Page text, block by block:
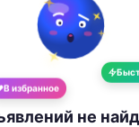
В избранное
не